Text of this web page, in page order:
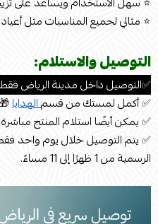
⭐ مثالي لجميع المناسبات مثل
التوصيل والاستلام:
✅التوصيل داخل مدينة الرياض فقط
✅ أكمل لمستك من قسمالهدايا
✅ يمكن أيضًا استلام المنتج
✅ يتم التوصيل خلال يوم واحد
الرسمية من 1 ظهرًا إلى 11 مساءً.